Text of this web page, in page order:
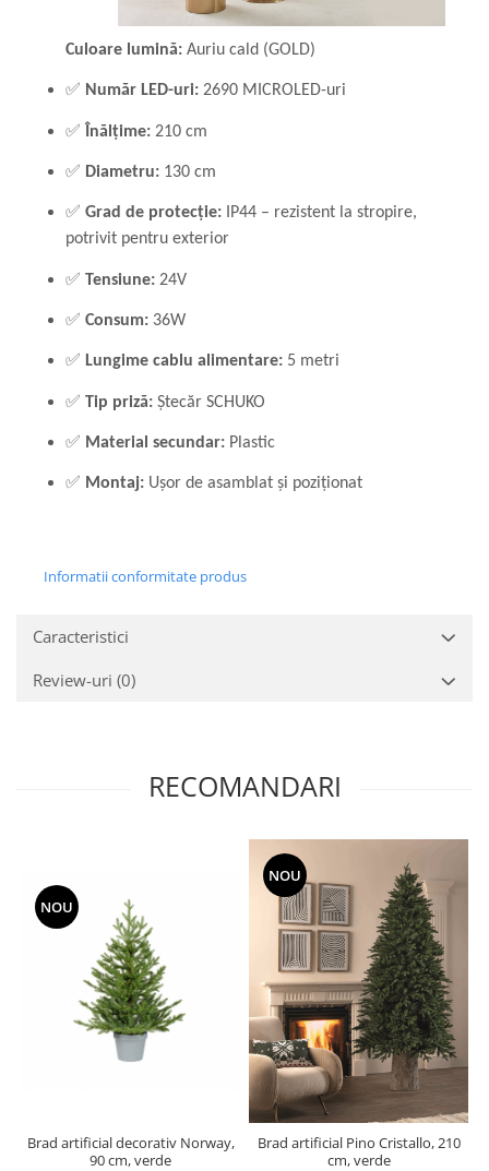
Culoare lumină: Auriu cald (GOLD)
✅ Număr LED-uri: 2690 MICROLED-uri
✅ Înălțime: 210 cm
✅ Diametru: 130 cm
✅ Grad de protecție: IP44 – rezistent la stropire,
potrivit pentru exterior
✅ Tensiune: 24V
✅ Consum: 36W
✅ Lungime cablu alimentare: 5 metri
✅ Tip priză: Ștecăr SCHUKO
✅ Material secundar: Plastic
✅ Montaj: Ușor de asamblat și poziționat
Informatii conformitate produs
Caracteristici
Review-uri (0)
RECOMANDARI
NOU
Brad artificial decorativ Norway,
90 cm, verde
NOU
Brad artificial Pino Cristallo, 210
cm, verde